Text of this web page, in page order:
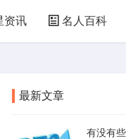
资讯 名人百科
最新文章
有没有